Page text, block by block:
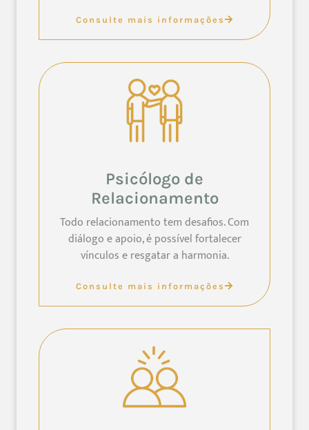
Consulte mais informações
Psicólogo de
Relacionamento
Todo relacionamento tem desafios. Com
diálogo e apoio, é possível fortalecer
vínculos e resgatar a harmonia.
Consulte mais informações